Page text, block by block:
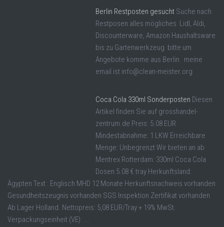
Berlin Restposten gesucht Suche nach
Restposen alles mögliches Lidl, Aldi,
Discounterware, Amazon Haushaltsware
bis zu Gartenwerkzeug bitte um
Angebote komme aus Berlin meine
email ist info@clean-meister.org
Coca Cola 330ml Sonderposten Diesen
Artikel finden Sie auf grosshandel-
zentrum.de Preis: 5.08 EUR
Mindestabnahme: 1 LKW Erreichbare
Menge: Unbegrenzt Wir bieten an ab
Mentrex Rotterdam: 330ml Coca Cola
Dosen 5.08 € tray Herkunftsland:
Ägypten Text : Englisch MHD 12 Monate Herkunftsnachweis vorhanden
Gesundheitszeugnis vorhanden SGS Inspektion Zertifikat vorhanden
Ab Lager Holland. Nettopreis: 5,08 EUR/Tray + 19% MwSt.
Verpackungseinheit (VE): ...